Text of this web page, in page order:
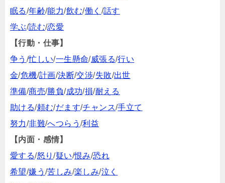
眠る/年齢/能力/飲む/働く /話す
学ぶ/読む/恋愛
【行動・仕事】
争う /忙しい/一生懸命/威張る/行い
金/危機/計画/決断/交渉/失敗/出世
準備/商売/勝負/成功/損/耐える
助ける/頼む/だます/チャンス/手立て
努力/非難/へつらう/利益
【内面・感情】
愛する/怒り/疑い/恨み/恐れ
希望/嫌う/苦しみ/楽しみ/泣く